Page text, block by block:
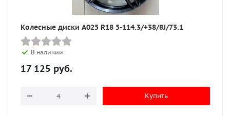
Колесные диски A025 R18 5-114.3/+38/8J/73.1
В наличии
17 125 руб.
Купить